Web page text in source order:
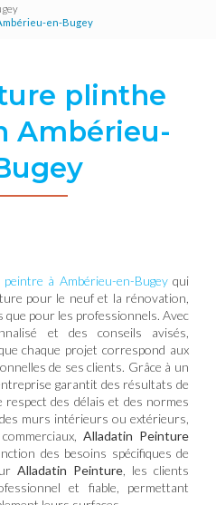
en-Bugey
plinthe
Ambérieu-
peintre à Ambérieu-en-Bugeyqui
pour le neuf et la rénovation,
pour les professionnels. Avec
et des conseils avisés,
chaque projet correspond aux
de ses clients. Grâce à un
garantit des résultats de
des délais et des normes
murs intérieurs ou extérieurs,
Alladatin Peinture
des besoins spécifiques de
Alladatin Peinture , les clients
et fiable, permettant